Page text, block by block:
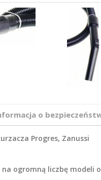
o
Progres, Zanussi
na ogromną liczbę